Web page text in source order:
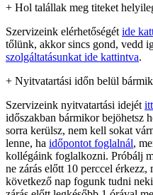
+ Hol talállak meg titeket
Szervizeink elérhetőségét ide
tőlünk, akkor sincs gond, vedd
szolgáltatásunkat ide kattintva.
+ Nyitvatartási időn belül
Szervizeink nyitvatartási idejét
időszakban bármikor bejöhetsz
sorra kerülsz, nem kell sokat
lenne, ha időpontot foglalnál,
kollégáink foglalkozni. Próbálj
ne zárás előtt 10 perccel
következő nap fogunk tudni